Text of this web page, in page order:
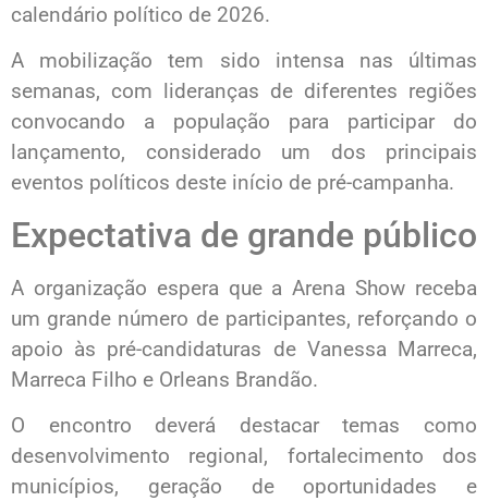
calendário político de 2026.
A mobilização tem sido intensa nas últimas
semanas, com lideranças de diferentes regiões
convocando a população para participar do
lançamento, considerado um dos principais
eventos políticos deste início de pré-campanha.
Expectativa de grande público
A organização espera que a Arena Show receba
um grande número de participantes, reforçando o
apoio às pré-candidaturas de Vanessa Marreca,
Marreca Filho e Orleans Brandão.
O encontro deverá destacar temas como
desenvolvimento regional, fortalecimento dos
municípios, geração de oportunidades e